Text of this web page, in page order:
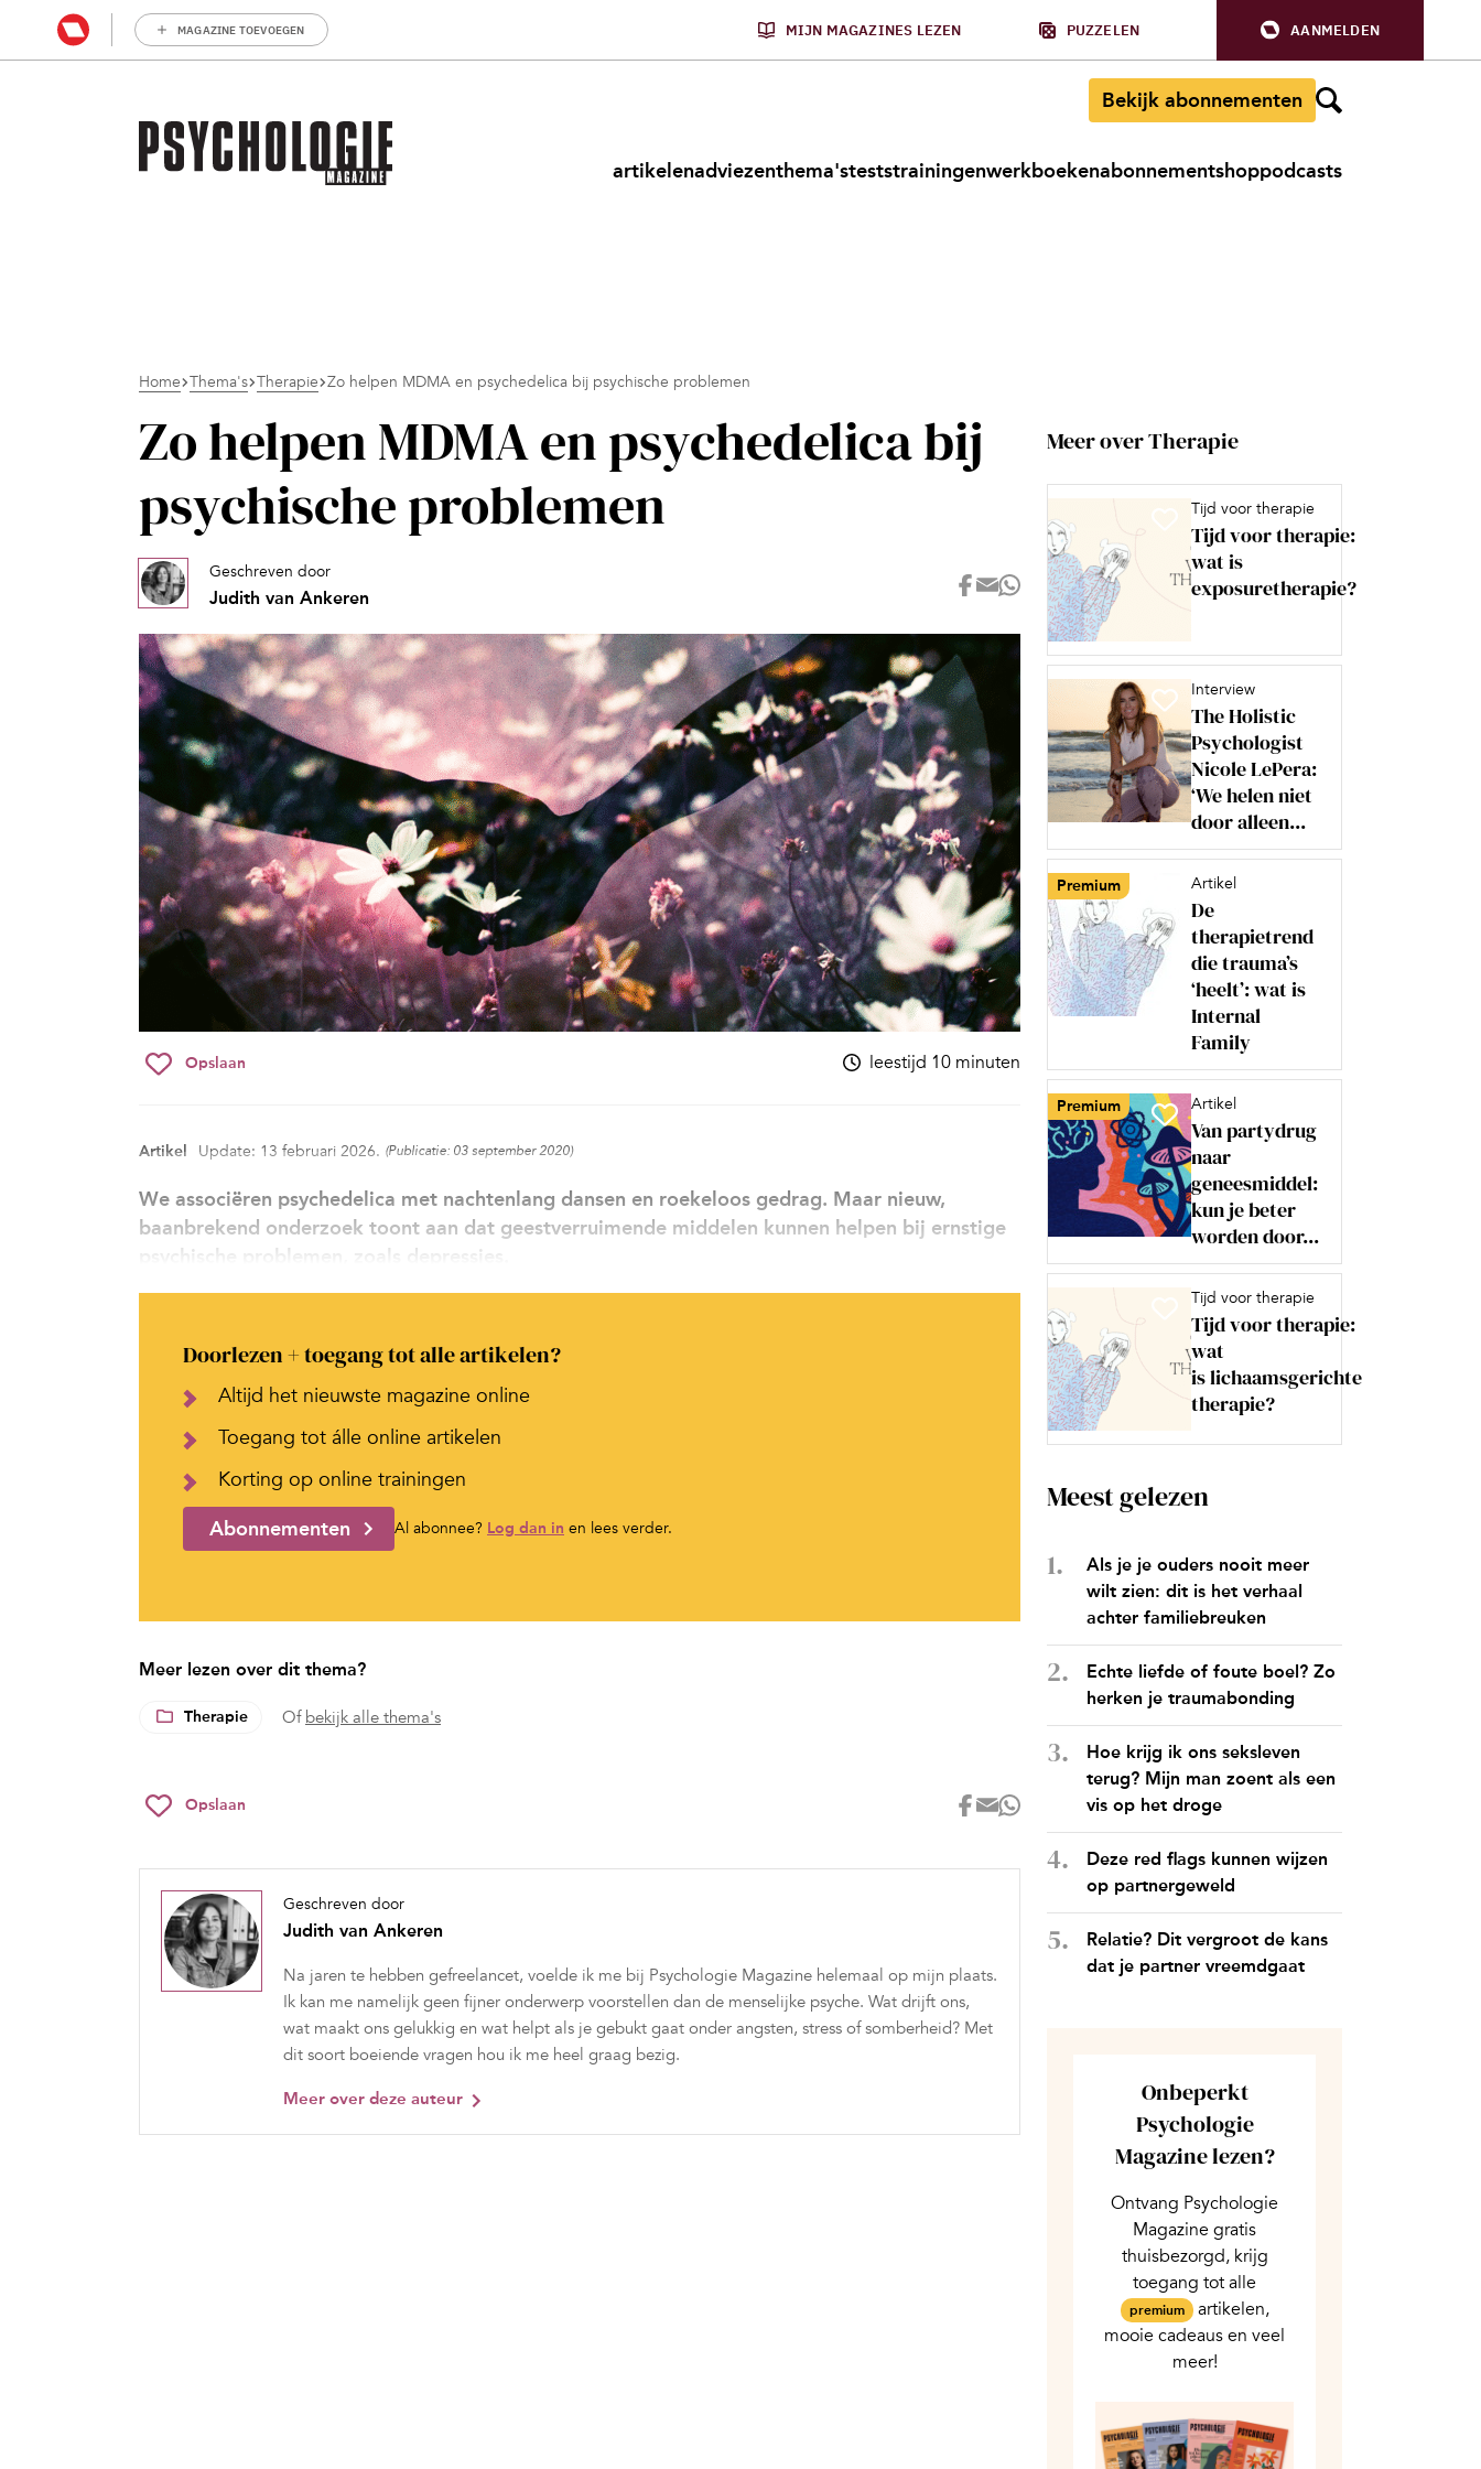
MAGAZINE TOEVOEGEN MIJN MAGAZINES LEZEN PUZZELEN AANMELDEN
Bekijk abonnementen
artikelenadviezenthema'steststrainingenwerkboekenabonnementshoppodcasts
Home Thema's Therapie Zo helpen MDMA en psychedelica bij psychische problemen
Zo helpen MDMA en psychedelica bij
psychische problemen
Geschreven door
Judith van Ankeren
Opslaan leestijd 10 minuten
Artikel Update: 13 februari 2026. (Publicatie: 03 september 2020)
We associëren psychedelica met nachtenlang dansen en roekeloos gedrag. Maar nieuw,
baanbrekend onderzoek toont aan dat geestverruimende middelen kunnen helpen bij ernstige
psychische problemen, zoals depressies.
Doorlezen + toegang tot alle artikelen?
Altijd het nieuwste magazine online
Toegang tot álle online artikelen
Korting op online trainingen
Abonnementen Al abonnee? Log dan in en lees verder.
Meer lezen over dit thema?
Therapie Of bekijk alle thema's
Opslaan
Geschreven door
Judith van Ankeren
Na jaren te hebben gefreelancet, voelde ik me bij Psychologie Magazine helemaal op mijn plaats.
Ik kan me namelijk geen fijner onderwerp voorstellen dan de menselijke psyche. Wat drijft ons,
wat maakt ons gelukkig en wat helpt als je gebukt gaat onder angsten, stress of somberheid? Met
dit soort boeiende vragen hou ik me heel graag bezig.
Meer over deze auteur
Meer over Therapie
Tijd voor therapie
Tijd voor therapie:
wat is
exposuretherapie?
Interview
The Holistic
Psychologist
Nicole LePera:
‘We helen niet
door alleen...
Premium Artikel
De
therapietrend
die trauma’s
‘heelt’: wat is
Internal
Family
Premium Artikel
Van partydrug
naar
geneesmiddel:
kun je beter
worden door...
Tijd voor therapie
Tijd voor therapie:
wat
is lichaamsgerichte
therapie?
Meest gelezen
Als je je ouders nooit meer
wilt zien: dit is het verhaal
achter familiebreuken
Echte liefde of foute boel? Zo
herken je traumabonding
Hoe krijg ik ons seksleven
terug? Mijn man zoent als een
vis op het droge
Deze red flags kunnen wijzen
op partnergeweld
Relatie? Dit vergroot de kans
dat je partner vreemdgaat
Onbeperkt
Psychologie
Magazine lezen?
Ontvang Psychologie
Magazine gratis
thuisbezorgd, krijg
toegang tot alle
premium artikelen,
mooie cadeaus en veel
meer!